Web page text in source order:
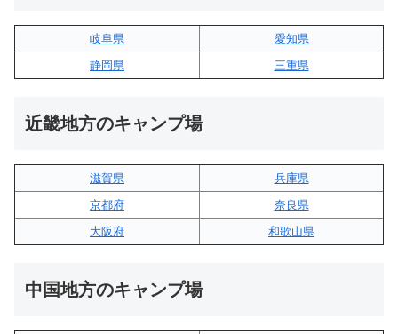
岐阜県
愛知県
静岡県
三重県
近畿地方のキャンプ場
滋賀県
兵庫県
京都府
奈良県
大阪府
和歌山県
中国地方のキャンプ場